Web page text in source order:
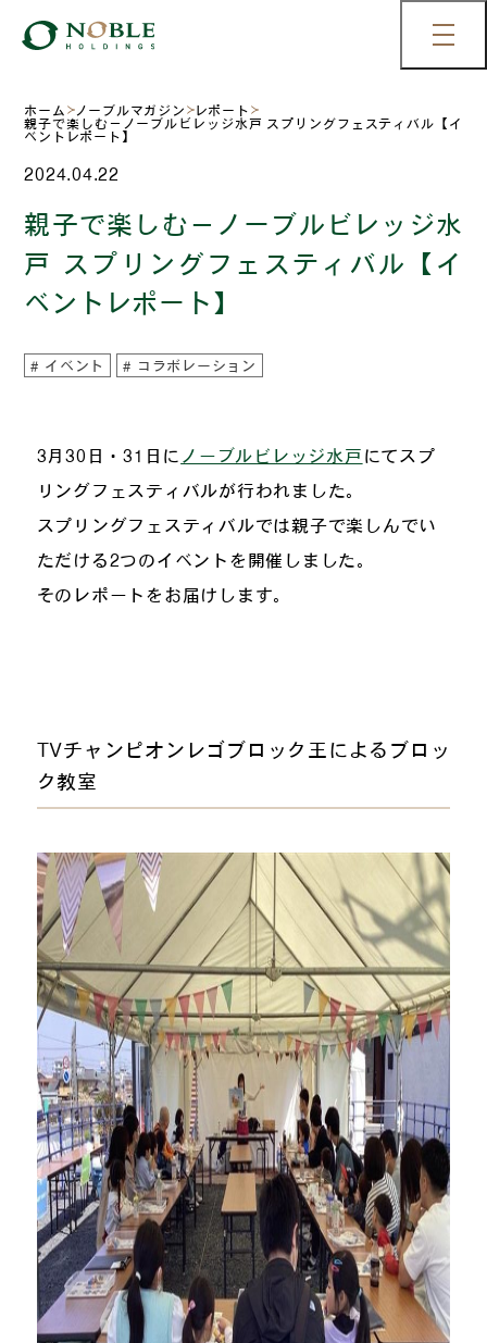
ホーム ノーブルマガジン
レポート
親子で楽しむ－ノーブルビレッジ水戸 スプリングフェスティバル【イ
ベントレポート】
2024.04.22
親子で楽しむ－ノーブルビレッジ水
戸 スプリングフェスティバル【イ
ベントレポート】
イベント コラボレーション
3月30日・31日に ノーブルビレッジ水戸 にてスプ
リングフェスティバルが行われました。
スプリングフェスティバルでは親子で楽しんでい
ただける2つのイベントを開催しました。
そのレポートをお届けします。
TVチャンピオンレゴブロック王によるブロッ
ク教室